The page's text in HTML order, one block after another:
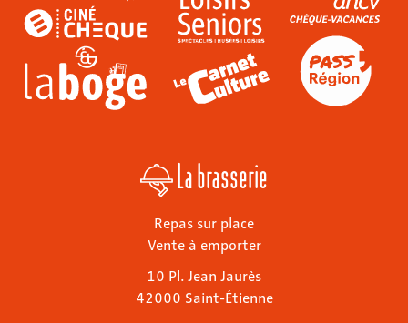
La brasserie
Repas sur place
Vente à emporter
10 Pl. Jean Jaurès
42000 Saint-Étienne